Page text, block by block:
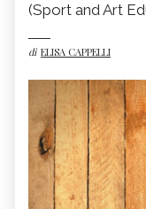
(Sport and Art
di ELISA CAPPELLI